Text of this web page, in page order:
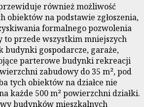
również możliwość
obiektów na podstawie zgłoszenia,
formalnego pozwolenia
to przede wszystkim mniejszych
budynki gospodarcze, garaże,
parterowe budynki rekreacji
zabudowy do 35 m², pod
tych obiektów na działce nie
każde 500 m² powierzchni działki.
budynków mieszkalnych